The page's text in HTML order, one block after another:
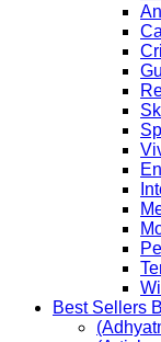
Best Sellers